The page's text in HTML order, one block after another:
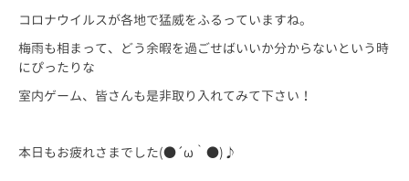
コロナウイルスが各地で猛威をふるっていますね。
梅雨も相まって、どう余暇を過ごせばいいか分からないという時
にぴったりな
室内ゲーム、皆さんも是非取り入れてみて下さい！
本日もお疲れさまでした(●´ω｀●)♪